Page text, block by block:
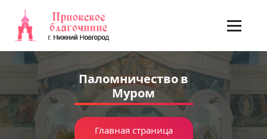
содержимому
Паломничество в
Муром
Главная страница